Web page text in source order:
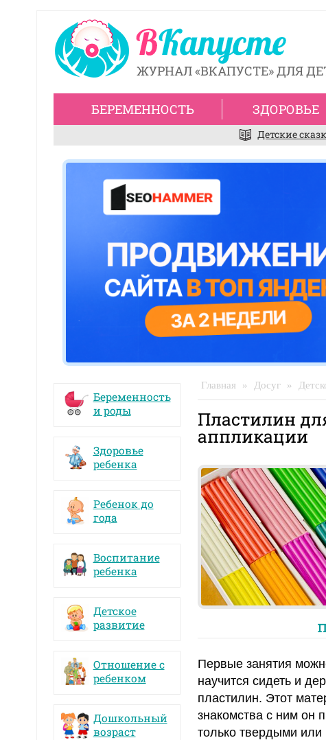
ЖУРНАЛ «ВКАПУСТЕ» ДЛЯ
Беременность
и роды
Здоровье
ребенка
Ребенок до
года
Воспитание
ребенка
Детское
развитие
Отношение с
ребенком
Дошкольный
возраст
Главная » Досуг »
Пластилин
аппликации
Первые занятия
научится сидеть и
пластилин. Этот
знакомства с ним он
только твердыми
БЕРЕМЕННОСТЬ ЗДОРОВЬЕ
Детские